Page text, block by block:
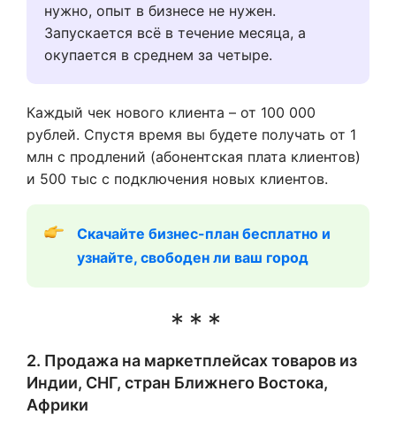
нужно, опыт в бизнесе не нужен.
Запускается всё в течение месяца, а
окупается в среднем за четыре.
Каждый чек нового клиента – от 100 000
рублей. Спустя время вы будете получать от 1
млн с продлений (абонентская плата клиентов)
и 500 тыс с подключения новых клиентов.
Скачайте бизнес-план бесплатно и
узнайте, свободен ли ваш город
2. Продажа на маркетплейсах товаров из
Индии, СНГ, стран Ближнего Востока,
Африки